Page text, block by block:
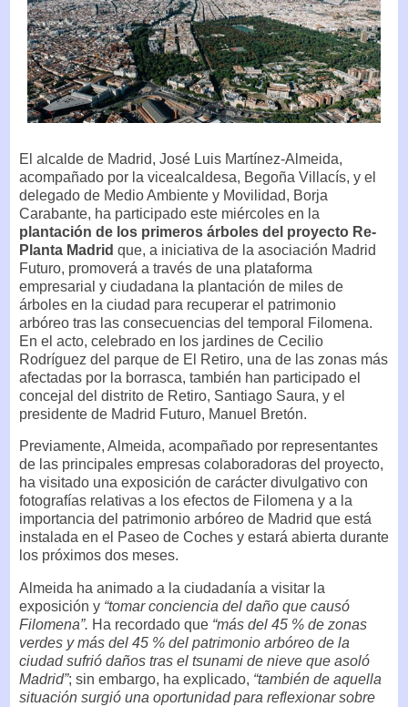
El alcalde de Madrid, José Luis Martínez-Almeida,
acompañado por la vicealcaldesa, Begoña Villacís, y el
delegado de Medio Ambiente y Movilidad, Borja
Carabante, ha participado este miércoles en la
plantación de los primeros árboles del proyecto Re-
Planta Madrid que, a iniciativa de la asociación Madrid
Futuro, promoverá a través de una plataforma
empresarial y ciudadana la plantación de miles de
árboles en la ciudad para recuperar el patrimonio
arbóreo tras las consecuencias del temporal Filomena.
En el acto, celebrado en los jardines de Cecilio
Rodríguez del parque de El Retiro, una de las zonas más
afectadas por la borrasca, también han participado el
concejal del distrito de Retiro, Santiago Saura, y el
presidente de Madrid Futuro, Manuel Bretón.
Previamente, Almeida, acompañado por representantes
de las principales empresas colaboradoras del proyecto,
ha visitado una exposición de carácter divulgativo con
fotografías relativas a los efectos de Filomena y a la
importancia del patrimonio arbóreo de Madrid que está
instalada en el Paseo de Coches y estará abierta durante
los próximos dos meses.
Almeida ha animado a la ciudadanía a visitar la
exposición y “tomar conciencia del daño que causó
Filomena”. Ha recordado que “más del 45 % de zonas
verdes y más del 45 % del patrimonio arbóreo de la
ciudad sufrió daños tras el tsunami de nieve que asoló
Madrid”; sin embargo, ha explicado, “también de aquella
situación surgió una oportunidad para reflexionar sobre